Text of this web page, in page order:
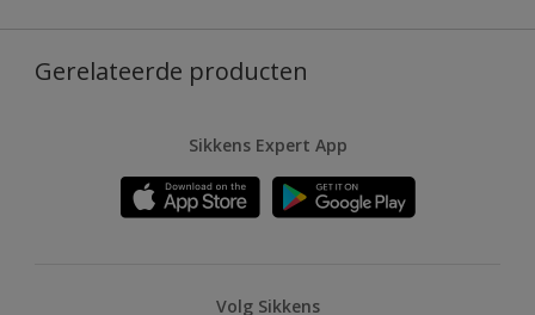
Gerelateerde producten
Sikkens Expert App
Volg Sikkens